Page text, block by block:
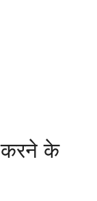
करने के